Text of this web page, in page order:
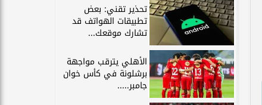
تحذير تقني: بعض
تطبيقات الهواتف قد
تشارك موقعك...
الأهلي يترقب مواجهة
برشلونة في كأس خوان
جامبر.....